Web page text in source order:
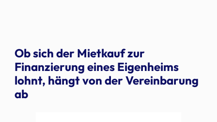
Ob sich der Mietkauf zur
Finanzierung eines Eigenheims
lohnt, hängt von der Vereinbarung
ab